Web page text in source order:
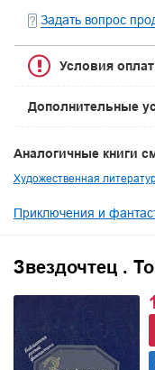
Задать вопрос
Условия
Дополнительные
Аналогичные книги
Художественная
Приключения и
Звездочтец .